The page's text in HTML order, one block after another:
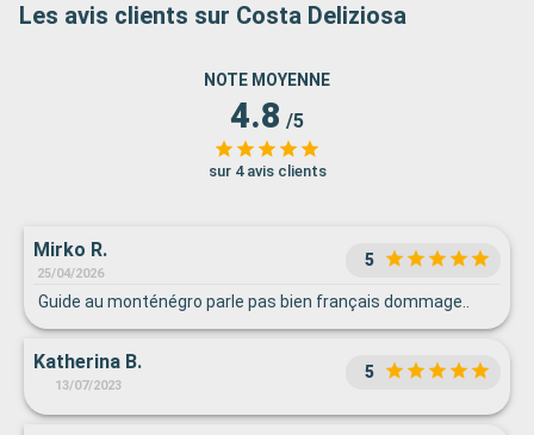
Les avis clients sur Costa Deliziosa
NOTE MOYENNE
4.8 /5
sur 4 avis clients
Mirko R.
25/04/2026
5
Guide au monténégro parle pas bien français dommage..
Katherina B.
13/07/2023
5